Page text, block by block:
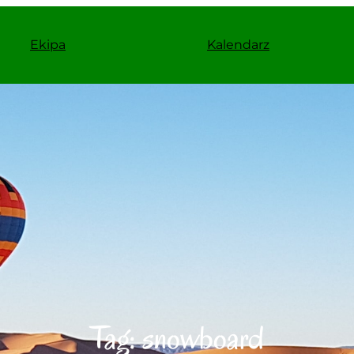
Ekipa Kalendarz
Tag:snowboard